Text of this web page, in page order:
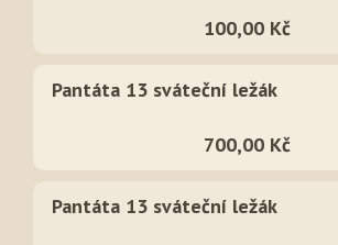
100,00 Kč
Pantáta 13 sváteční ležák
700,00 Kč
Pantáta 13 sváteční ležák